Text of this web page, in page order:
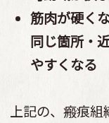
筋肉が硬く
同じ箇所・
やすくなる
上記の、瘢痕